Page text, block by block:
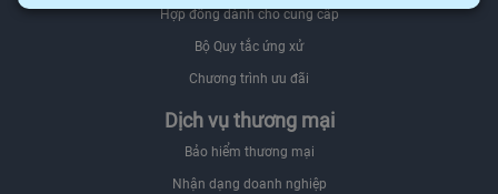
Hợp đồng dành cho cung cấp
Bộ Quy tắc ứng xử
Chương trình ưu đãi
Dịch vụ thương mại
Bảo hiểm thương mại
Nhận dạng doanh nghiệp